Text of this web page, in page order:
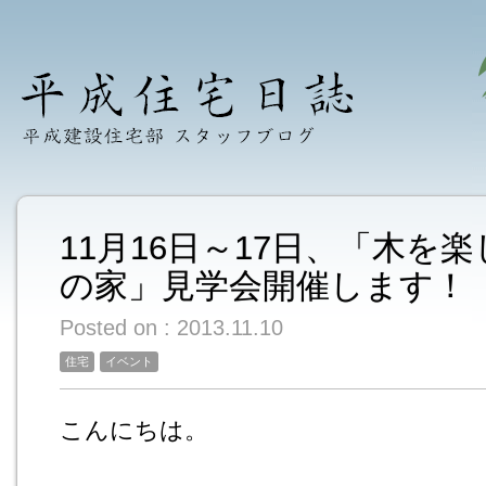
11月16日～17日、「木を
の家」見学会開催します！
Posted on : 2013.11.10
住宅 イベント
こんにちは。